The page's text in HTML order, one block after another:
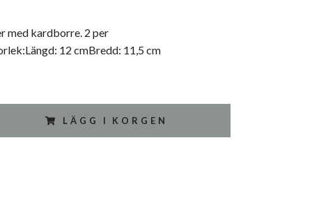
med kardborre. 2 per
12 cmBredd: 11,5 cm
LÄGG I KORGEN